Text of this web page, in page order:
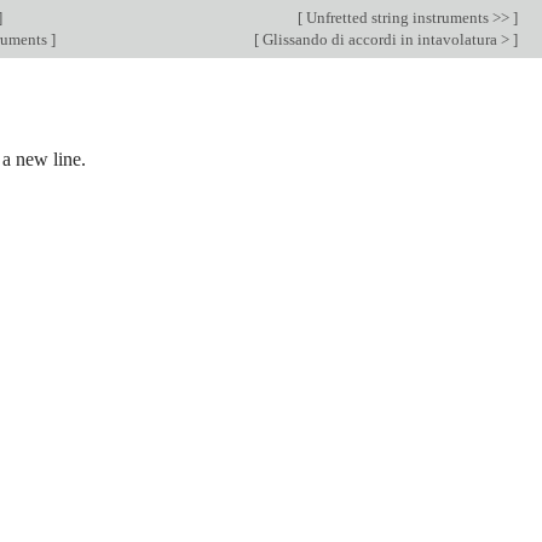
[ Unfretted string instruments >> ]
] [ Glissando di accordi in intavolatura > ]
new line.